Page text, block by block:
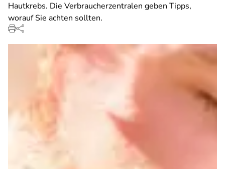
Hautkrebs. Die Verbraucherzentralen geben Tipps,
worauf Sie achten sollten.